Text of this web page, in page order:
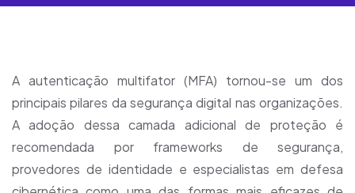
A autenticação multifator (MFA) tornou-se um dos
principais pilares da segurança digital nas organizações.
A adoção dessa camada adicional de proteção é
recomendada por frameworks de segurança,
provedores de identidade e especialistas em defesa